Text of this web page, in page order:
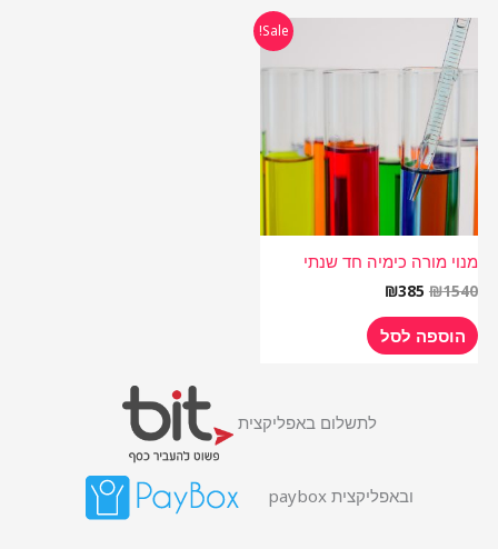
Sale!
מנוי מורה כימיה חד שנתי
₪1540
היה:
₪385
הוספה לסל
לתשלום באפליקצית
ובאפליקצית paybox